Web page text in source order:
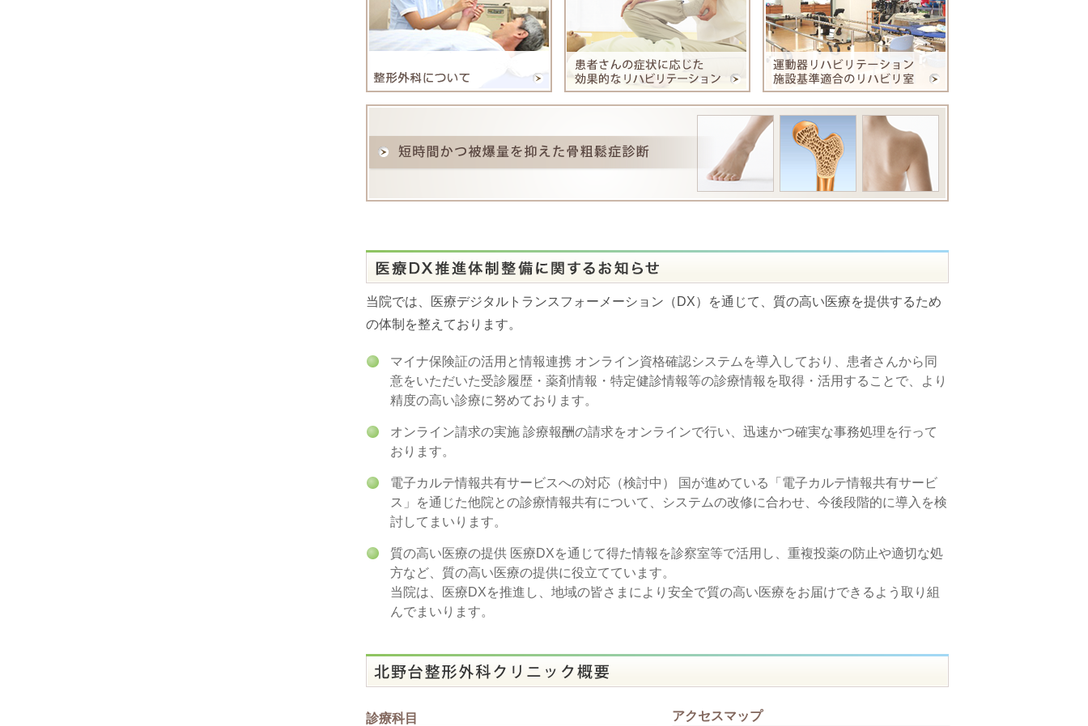
令和5年12月29日午後から令和5年1月3日まで年末年始の休診とさせていただきます。
年内の12月29日は午前中のみの診察となります。
年始1月4日からは通常通りの診察です。
よろしくお願いいたします。
令和５年１０月２１日（土）の午後は休診となります。
午前中は通常通り診療いたします。
令和5年8月16日（水）～令和5年8月23日（水）まで夏季の休診とさせていただきます。
ご迷惑をお掛けいたしますが、何卒ご了承ください。
臨時休診のお知らせ
令和５年７月２９日（土）の午後は休診となります。
ご迷惑をおかけしますが、よろしくお願いいたします。
新型コロナウイルス感染症対策について
コロナウイルス感染の拡大に対し、当院来院時にはマスクの着用をお願いします。
来院された際には備え付けのアルコールでの手指消毒か、洗面所での手洗いをお願いします。
また発熱などの症状がある方は来院前に電話でのご連絡をお願いいたします。
年末年始休診のお知らせ
年内の12月29日は午前中のみの診察となります。
年始1月5日からは通常通りの診察です。
よろしくお願いいたします。
臨時休診のお知らせ
令和４年１０月１日土曜日の午後は休診となります。
ご迷惑をおかけしますが、よろしくお願いいたします。
当院では、医療デジタルトランスフォーメーション（DX）を通じて、質の高い医療を提供するため
の体制を整えております。
マイナ保険証の活用と情報連携 オンライン資格確認システムを導入しており、患者さんから同
意をいただいた受診履歴・薬剤情報・特定健診情報等の診療情報を取得・活用することで、より
精度の高い診療に努めております。
オンライン請求の実施 診療報酬の請求をオンラインで行い、迅速かつ確実な事務処理を行って
おります。
電子カルテ情報共有サービスへの対応（検討中） 国が進めている「電子カルテ情報共有サービ
ス」を通じた他院との診療情報共有について、システムの改修に合わせ、今後段階的に導入を検
討してまいります。
質の高い医療の提供 医療DXを通じて得た情報を診察室等で活用し、重複投薬の防止や適切な処
方など、質の高い医療の提供に役立てています。
当院は、医療DXを推進し、地域の皆さまにより安全で質の高い医療をお届けできるよう取り組
んでまいります。
診療科目
アクセスマップ